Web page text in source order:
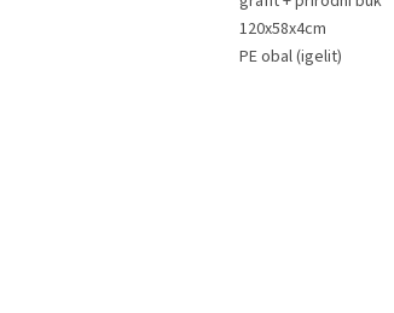
120x58x4cm
PE obal (igelit)